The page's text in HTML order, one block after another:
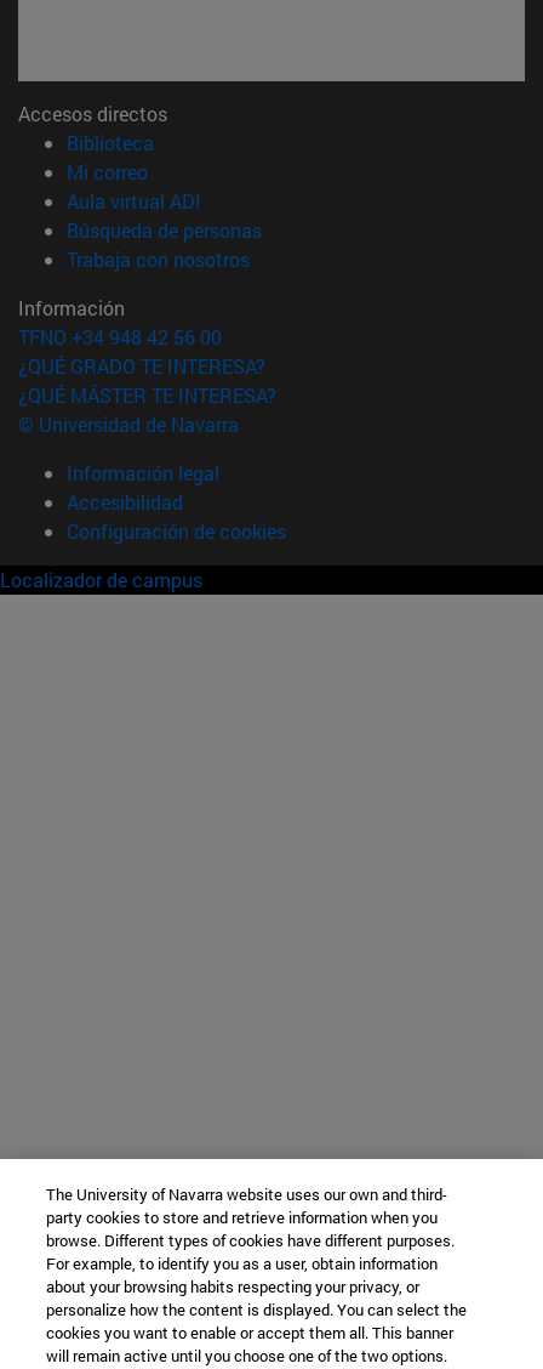
Accesos directos
Biblioteca
Mi correo(abre en nueva ventana)
Aula virtual ADI
Búsqueda de personas(abre en nueva ventana)
Trabaja con nosotros(abre en nueva ventana)
Información
TFNO +34 948 42 56 00
¿QUÉ GRADO TE INTERESA?
¿QUÉ MÁSTER TE INTERESA?
© Universidad de Navarra
Información legal
Accesibilidad
Configuración de cookies
Localizador de campus
The University of Navarra website uses our own and third-
party cookies to store and retrieve information when you
browse. Different types of cookies have different purposes.
For example, to identify you as a user, obtain information
about your browsing habits respecting your privacy, or
personalize how the content is displayed. You can select the
cookies you want to enable or accept them all. This banner
will remain active until you choose one of the two options.